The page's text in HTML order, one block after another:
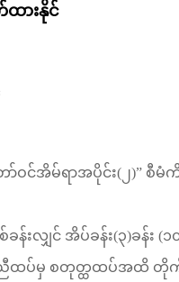
ားနိုင်
ဝင်အိမ်ရာအပိုင်း( ၂)” စီမံကိ
န်းလျှင် အိပ်ခန်း(၃)ခန်း (၁
ညီထပ်မှ စတုတ္ထထပ်အထိ တိုက်